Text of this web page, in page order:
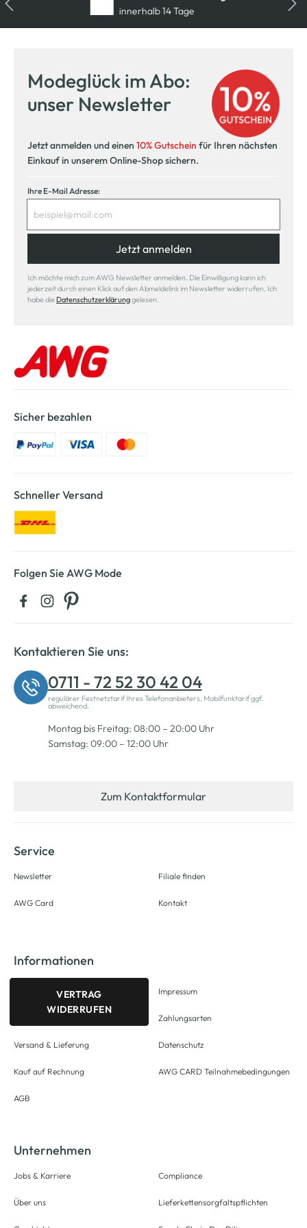
innerhalb 14 Tage
Modeglück im Abo:
unser Newsletter
Jetzt anmelden und einen 10% Gutschein für Ihren nächsten
Einkauf in unserem Online-Shop sichern.
Ihre E-Mail Adresse:
Jetzt anmelden
Ich möchte mich zum AWG Newsletter anmelden. Die Einwilligung kann ich
jederzeit durch einen Klick auf den Abmeldelink im Newsletter widerrufen. Ich
habe die Datenschutzerklärunggelesen.
Sicher bezahlen
Schneller Versand
Folgen Sie AWG Mode
Kontaktieren Sie uns:
0711 - 72 52 30 42 04
regulärer Festnetztarif Ihres Telefonanbieters, Mobilfunktarif ggf.
abweichend.
Montag bis Freitag: 08:00 – 20:00 Uhr
Samstag: 09:00 – 12:00 Uhr
Zum Kontaktformular
Service
Newsletter
AWG Card
Filiale finden
Kontakt
Informationen
VERTRAG
WIDERRUFEN
Versand & Lieferung
Kauf auf Rechnung
AGB
Impressum
Zahlungsarten
Datenschutz
AWG CARD Teilnahmebedingungen
Unternehmen
Jobs & Karriere
Über uns
Compliance
Lieferkettensorgfaltspflichten